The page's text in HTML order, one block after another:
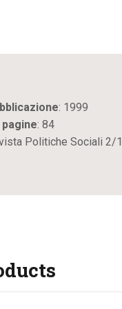
: 1999
: 84
Politiche Sociali 2/